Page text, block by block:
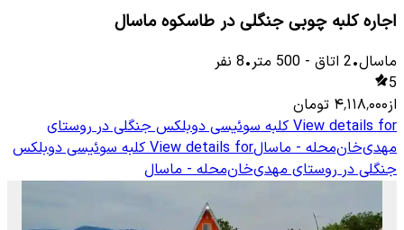
اجاره کلبه چوبی جنگلی در طاسکوه ماسال
ماسال•
2 اتاق -
500 متر•
8 نفر
5
از۴٬۱۱۸٬۰۰۰ تومان
View details for کلبه سوئیسی دوبلکس جنگلی در روستای
مهدی‌خان‌محله - ماسالView details for کلبه سوئیسی دوبلکس
جنگلی در روستای مهدی‌خان‌محله - ماسال